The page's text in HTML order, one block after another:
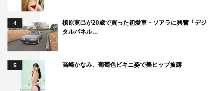
候補者：ちゅうえい（流れ星☆）
片桐とのユニット名：まりおねっつ
8組目
候補者：ゆってぃ（芸人）
片桐とのユニット名：仁力舎
4
槙原寛己が20歳で買った初愛車・ソアラに興奮「デジ
タルパネル…
5 高崎かなみ、葡萄色ビキニ姿で美ヒップ披露